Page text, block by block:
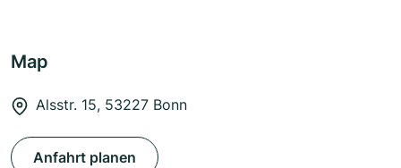
Map
Alsstr. 15, 53227 Bonn
Anfahrt planen